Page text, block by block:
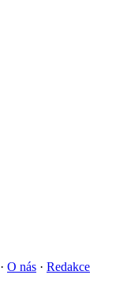
· O nás · Redakce